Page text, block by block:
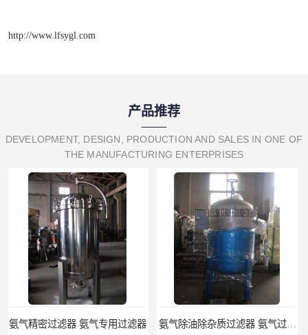
http://www.lfsygl.com
产品推荐
DEVELOPMENT, DESIGN, PRODUCTION AND SALES IN ONE OF
THE MANUFACTURING ENTERPRISES
氨气除油除杂质过滤器 氨气过滤器生产厂家